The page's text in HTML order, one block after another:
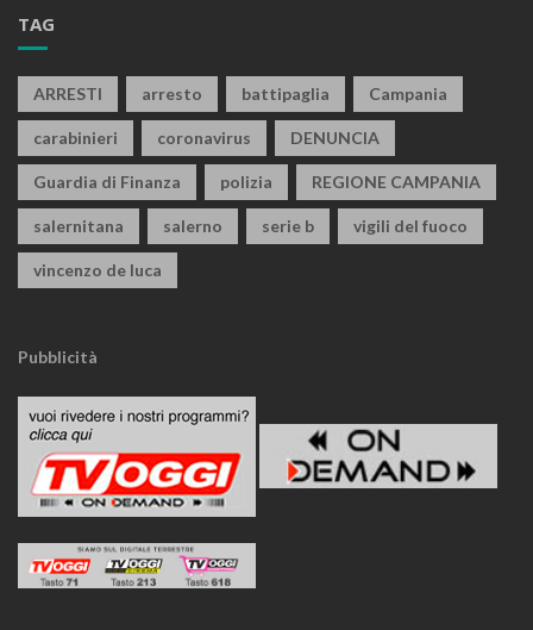
TAG
ARRESTI arresto battipaglia Campania
carabinieri coronavirus DENUNCIA
Guardia di Finanza polizia REGIONE CAMPANIA
salernitana salerno serie b vigili del fuoco
vincenzo de luca
Pubblicità